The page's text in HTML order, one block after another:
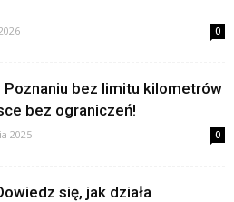
0
Poznaniu bez limitu kilometrów
bez ograniczeń!
2025 0
się, jak działa